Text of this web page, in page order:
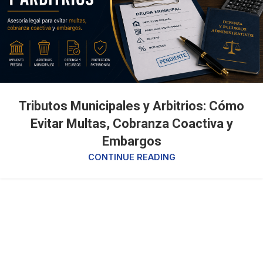
Tributos Municipales y Arbitrios: Cómo
Evitar Multas, Cobranza Coactiva y
Embargos
CONTINUE READING